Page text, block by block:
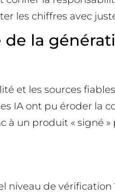
les chiffres avec
la
et les sources
IA ont pu éroder la
à un produit « signé
niveau de vérification